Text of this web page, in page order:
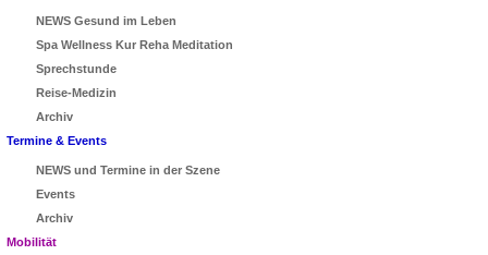
NEWS Gesund im Leben
Spa Wellness Kur Reha Meditation
Sprechstunde
Reise-Medizin
Archiv
Termine & Events
NEWS und Termine in der Szene
Events
Archiv
Mobilität